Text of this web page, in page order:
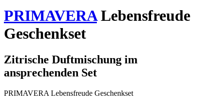
PRIMAVERALebensfreude
Geschenkset
Zitrische Duftmischung im
ansprechenden Set
PRIMAVERA Lebensfreude Geschenkset